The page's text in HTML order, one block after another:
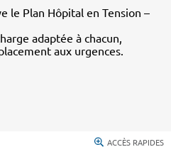
le Plan Hôpital en Tension –
adaptée à chacun,
aux urgences.
ACCÈS RAPIDES